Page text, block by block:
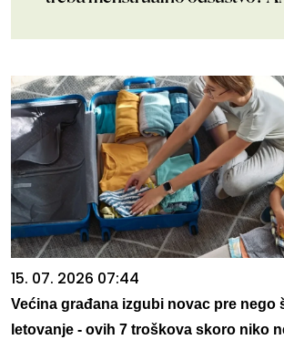
15. 07. 2026 07:44
Većina građana izgubi novac pre nego
letovanje - ovih 7 troškova skoro niko